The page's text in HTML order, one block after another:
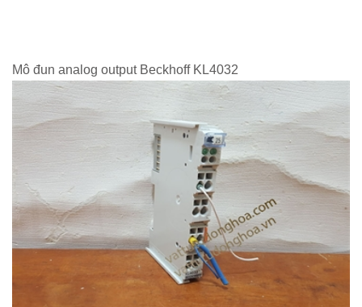
Mô đun analog output Beckhoff KL4032